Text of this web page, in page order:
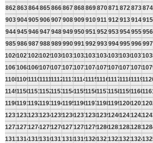
862 863864865866867868869870871 872 873874
903904905906907908909910911 912 913914915
944945946947948949950951 952 953954955956
985986987988989990991 992 993994995996997
102610271028102910301031103210331034103510361037
106710681069107010711072107310741075107610771078
110811091110111111121113111411151116111711181119
114911501151115211531154115511561157115811591160
119011911192119311941195119611971198119912001201
123112321233123412351236123712381239124012411242
127212731274127512761277127812791280128112821283
131313141315131613171318131913201321132213231324